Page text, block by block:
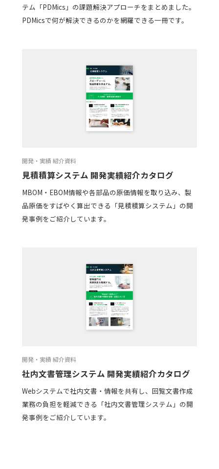
テム「PDMics」の課題解決アプローチをまとめました。
PDMicsで何が解決できるのかを網羅できる一冊です。
開発・実績 紹介資料
見積積算システム 開発実績紹介カタログ
MBOM・EBOM情報や各部品の原価情報を取り込み、製
品原価をすばやく算出できる「見積積算システム」の開
発事例をご紹介しています。
開発・実績 紹介資料
社内文書管理システム 開発実績紹介カタログ
Webシステムで社内文書・情報を共有し、回覧文書作成
業務の負担を軽減できる「社内文書管理システム」の開
発事例をご紹介しています。